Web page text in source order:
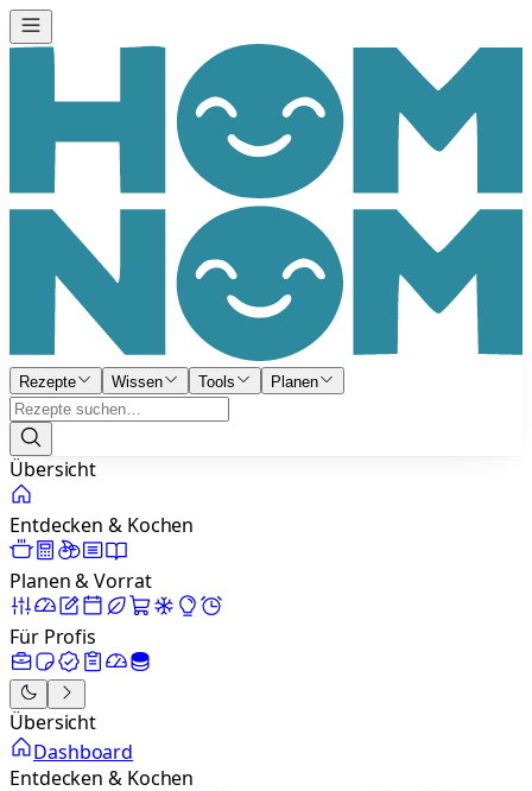
Rezepte Wissen Tools Planen
Übersicht
Entdecken & Kochen
Planen & Vorrat
Für Profis
Übersicht
Dashboard
Entdecken & Kochen